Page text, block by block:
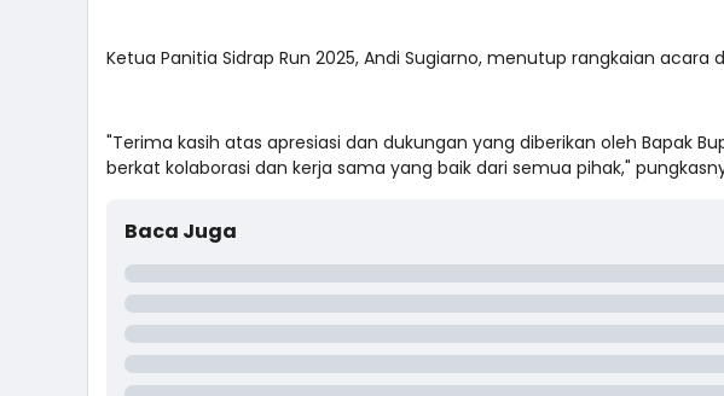
Ketua Panitia Sidrap Run 2025, Andi Sugiarno, menutup rangkaian acara
"Terima kasih atas apresiasi dan dukungan yang diberikan oleh Bapak
berkat kolaborasi dan kerja sama yang baik dari semua pihak,"
Baca Juga